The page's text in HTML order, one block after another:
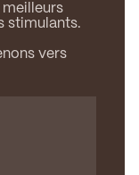
meilleurs
stimulants.
vers